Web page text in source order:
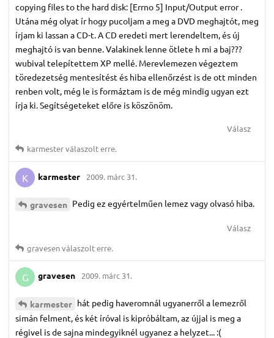
copying files to the hard disk: [Errno 5] Input/Output error .
Utána még olyat ír hogy pucoljam a meg a DVD meghajtót, meg
írjam ki lassan a CD-t. A CD eredeti mert lerendeltem, és új
meghajtó is van benne. Valakinek lenne ötlete h mi a baj???
wubival telepítettem XP mellé. Merevlemezen végeztem
töredezetség mentesítést és hiba ellenőrzést is de ott minden
renben volt, még le is formáztam is de még mindig ugyan ezt
írja ki. Segítségeteket előre is köszönöm.
Válasz
karmesterválaszolt erre.
K karmester 2009. márc 31.
gravesen Pedig ez egyértelműen lemez vagy olvasó hiba.
Válasz
gravesenválaszolt erre.
G gravesen 2009. márc 31.
karmester hát pedig haveromnál ugyanerről a lemezről
simán felment, és két íróval is kipróbáltam, az újjal is meg a
régivel is de sajna mindegyiknél ugyanez a helyzet... :(